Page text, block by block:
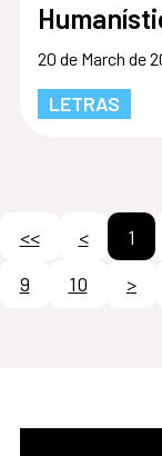
20 de March de
LETRAS
<< < 1
9
10 >